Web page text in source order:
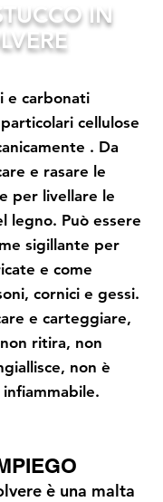
IN
e carbonati
cellulose
. Da
e rasare le
per livellare le
legno. Può essere
sigillante per
e come
cornici e gessi.
e carteggiare,
ritira, non
non è
è una malta